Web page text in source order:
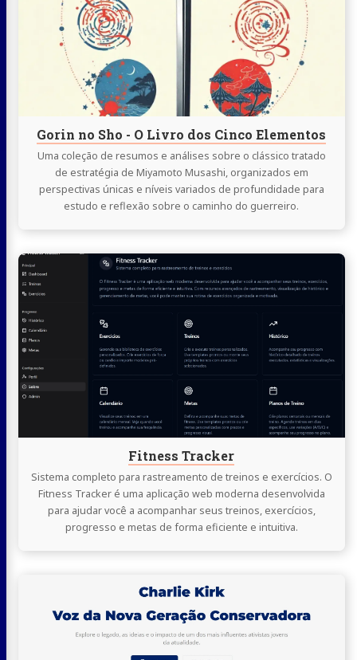
Gorin no Sho - O Livro dos Cinco Elementos
Uma coleção de resumos e análises sobre o clássico tratado
de estratégia de Miyamoto Musashi, organizados em
perspectivas únicas e níveis variados de profundidade para
estudo e reflexão sobre o caminho do guerreiro.
Cinco
Elementos
Fitness Tracker
Sistema completo para rastreamento de treinos e exercícios. O
Fitness Tracker é uma aplicação web moderna desenvolvida
para ajudar você a acompanhar seus treinos, exercícios,
progresso e metas de forma eficiente e intuitiva.
Continue
lendo
Tracker
Homenagem